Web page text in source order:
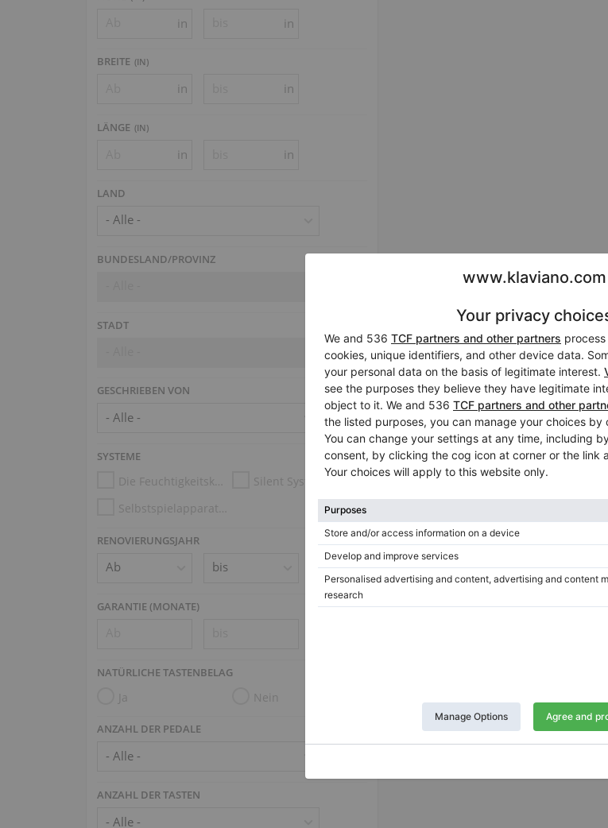
in in
BREITE (IN)
in in
LÄNGE (IN)
in in
LAND
- Alle -
BUNDESLAND/PROVINZ
STADT
GESCHRIEBEN VON
SYSTEME
Die Feuchtigkeitskontrollsysteme
Silent System
Selbstspielapparatur (z.B. Disklavier, PianoDisc, Spirio)
RENOVIERUNGSJAHR
GARANTIE (MONATE)
NATÜRLICHE TASTENBELAG
Ja Nein
ANZAHL DER PEDALE
ANZAHL DER TASTEN